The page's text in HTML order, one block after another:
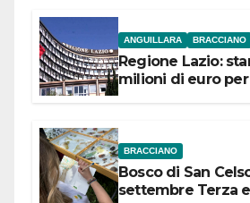
ANGUILLARA BRACCIANO
Regione Lazio:
milioni di euro
BRACCIANO
Bosco di San
settembre Terza